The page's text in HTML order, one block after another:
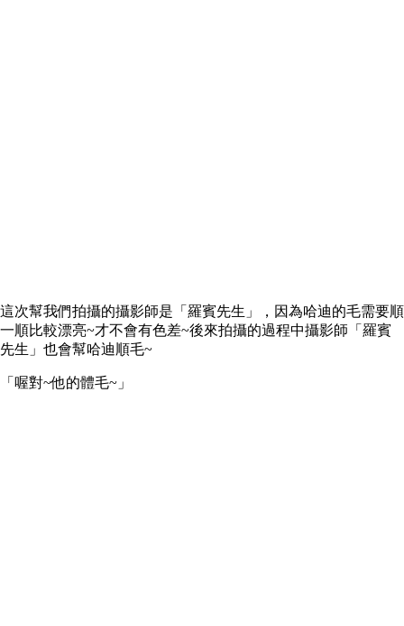
這次幫我們拍攝的攝影師是「羅賓先生」，因為哈迪的毛需要順
一順比較漂亮~才不會有色差~後來拍攝的過程中攝影師「羅賓
先生」也會幫哈迪順毛~
「喔對~他的體毛~」